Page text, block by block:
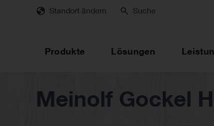
Standort ändern Suche
Produkte Lösungen
Meinolf Gockel